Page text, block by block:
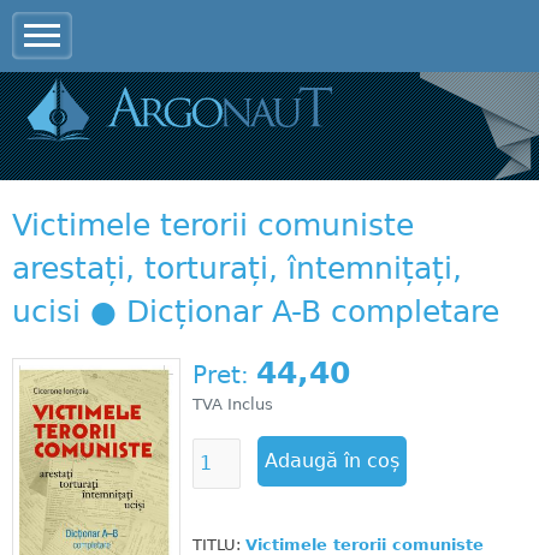
Victimele terorii comuniste
arestați, torturați, întemnițați,
ucisi ● Dicționar A-B completare
Pret: 44,40
TVA Inclus
TITLU: Victimele terorii comuniste